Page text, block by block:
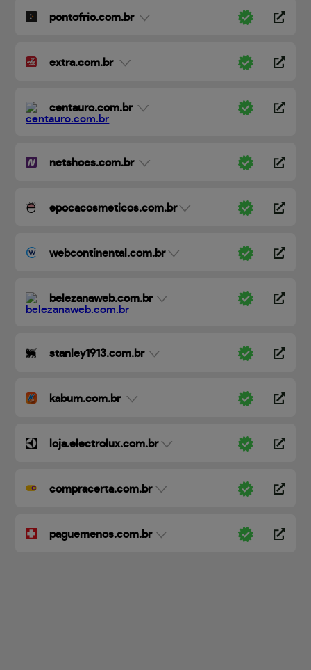
pontofrio.com.br
extra.com.br
centauro.com.br
netshoes.com.br
epocacosmeticos.com.br
webcontinental.com.br
belezanaweb.com.br
stanley1913.com.br
kabum.com.br
loja.electrolux.com.br
compracerta.com.br
paguemenos.com.br